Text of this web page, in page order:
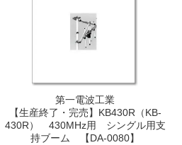
第一電波工業
【生産終了・完売】KB430R（KB-
430R） 430MHz用 シングル用支
持ブーム 【DA-0080】